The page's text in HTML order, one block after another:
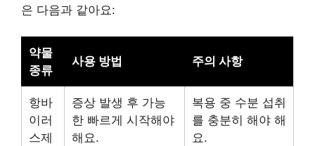
은 다음과 같아요:
약물
종류
사용 방법 주의 사항
항바
이러
스제
증상 발생 후 가능
한 빠르게 시작해야
해요.
복용 중 수분 섭취
를 충분히 해야 해
요.